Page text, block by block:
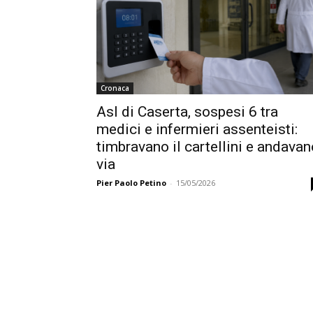
Cronaca
Asl di Caserta, sospesi 6 tra
medici e infermieri assenteisti:
timbravano il cartellini e
via
Pier Paolo Petino - 15/05/2026